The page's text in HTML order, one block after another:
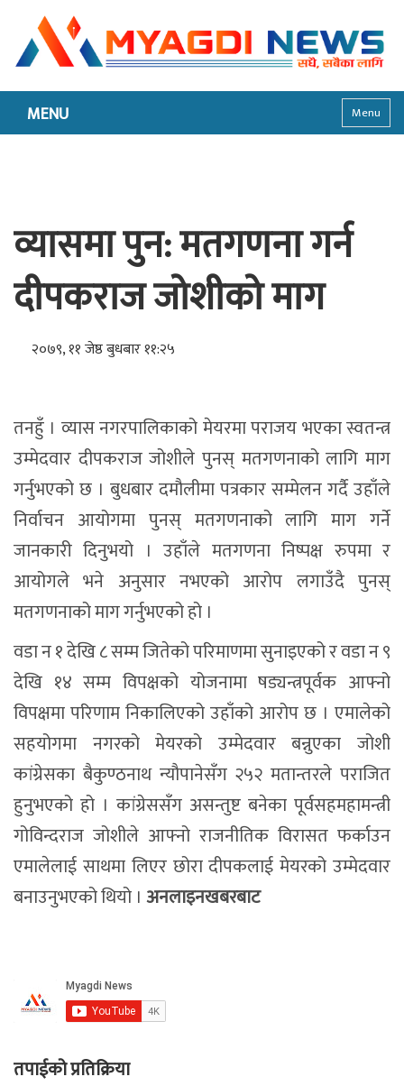
MENU Menu
व्यासमा पुन: मतगणना गर्न
दीपकराज जोशीको माग
२०७९, ११ जेष्ठ बुधबार ११:२५
तनहुँ । व्यास नगरपालिकाको मेयरमा पराजय भएका स्वतन्त्र
उम्मेदवार दीपकराज जोशीले पुनस् मतगणनाको लागि माग
गर्नुभएको छ । बुधबार दमौलीमा पत्रकार सम्मेलन गर्दै उहाँले
निर्वाचन आयोगमा पुनस् मतगणनाको लागि माग गर्ने
जानकारी दिनुभयो । उहाँले मतगणना निष्पक्ष रुपमा र
आयोगले भने अनुसार नभएको आरोप लगाउँदै पुनस्
मतगणनाको माग गर्नुभएको हो ।
वडा न १ देखि ८ सम्म जितेको परिमाणमा सुनाइएको र वडा न ९
देखि १४ सम्म विपक्षको योजनामा षड्यन्त्रपूर्वक आफ्नो
विपक्षमा परिणाम निकालिएको उहाँको आरोप छ । एमालेको
सहयोगमा नगरको मेयरको उम्मेदवार बन्नुएका जोशी
कांग्रेसका बैकुण्ठनाथ न्यौपानेसँग २५२ मतान्तरले पराजित
हुनुभएको हो । कांग्रेससँग असन्तुष्ट बनेका पूर्वसहमहामन्त्री
गोविन्दराज जोशीले आफ्नो राजनीतिक विरासत फर्काउन
एमालेलाई साथमा लिएर छोरा दीपकलाई मेयरको उम्मेदवार
बनाउनुभएको थियो । अनलाइनखबरबाट
तपाईको प्रतिक्रिया